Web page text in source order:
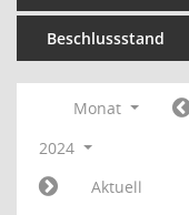
Beschlussstand
Monat
2024
Aktuell